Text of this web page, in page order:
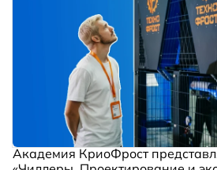
Академия КриоФрост